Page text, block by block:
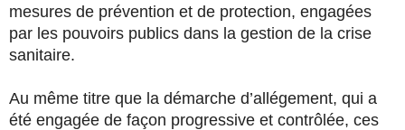
mesures de prévention et de protection, engagées
par les pouvoirs publics dans la gestion de la crise
sanitaire.
Au même titre que la démarche d’allégement, qui a
été engagée de façon progressive et contrôlée, ces